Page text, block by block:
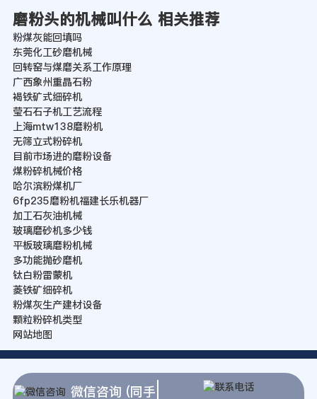
磨粉头的机械叫什么 相关推荐
粉煤灰能回填吗
东莞化工砂磨机械
回转窑与煤磨关系工作原理
广西象州重晶石粉
褐铁矿式细碎机
莹石石子机工艺流程
上海mtw138磨粉机
无筛立式粉碎机
目前市场进的磨粉设备
煤粉碎机械价格
哈尔滨粉煤机厂
6fp235磨粉机福建长乐机器厂
加工石灰油机械
玻璃磨砂机多少钱
平板玻璃磨粉机械
多功能抛砂磨机
钛白粉雷蒙机
菱铁矿细碎机
粉煤灰生产建材设备
颗粒粉碎机类型
网站地图
微信咨询 (同手